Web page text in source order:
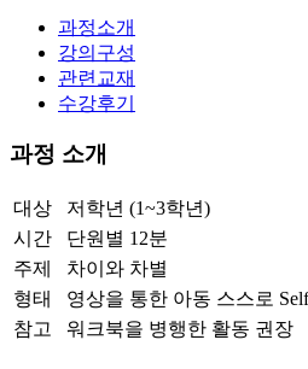
과정소개
강의구성
관련교재
수강후기
과정 소개
대상
저학년 (1~3학년)
시간
단원별 12분
주제
차이와 차별
형태
영상을 통한 아동 스스로
참고
워크북을 병행한 활동 권장